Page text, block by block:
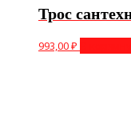
Трос
993,00₽